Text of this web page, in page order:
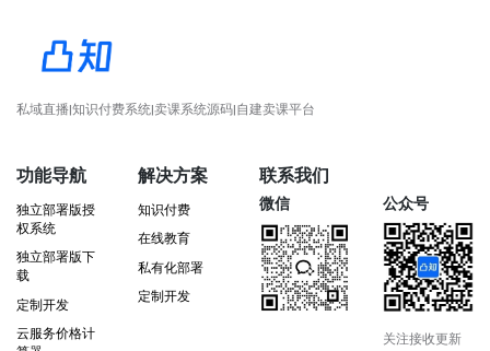
私域直播|知识付费系统|卖课系统源码|自建卖课平台
功能导航
独立部署版授
权系统
独立部署版下
载
定制开发
云服务价格计
解决方案
知识付费
在线教育
私有化部署
定制开发
联系我们
微信 公众号
关注接收更新